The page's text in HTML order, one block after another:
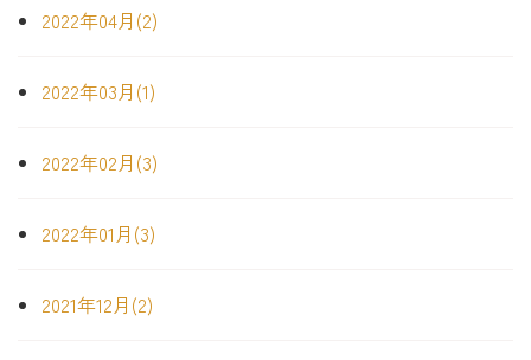
2022年04月(2)
2022年03月(1)
2022年02月(3)
2022年01月(3)
2021年12月(2)